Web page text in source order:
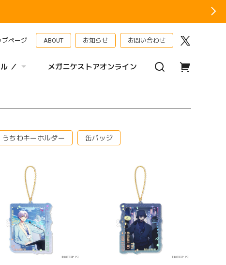
プページ ABOUT お知らせ お問い合わせ
／ メガニケストアオンライン
うちわキーホルダー 缶バッジ